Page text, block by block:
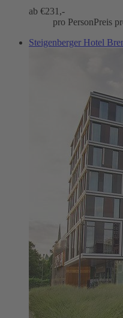
ab €231,-
pro PersonPreis
Steigenberger Hotel